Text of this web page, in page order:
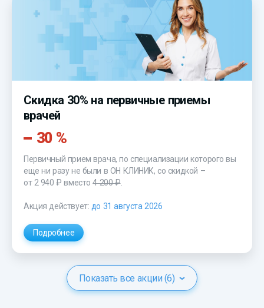
Скидка 30% на первичные приемы
врачей
30 %
Первичный прием врача, по специализации которого вы
еще ни разу не были в ОН КЛИНИК, со скидкой –
от 2 940 ₽ вместо4 200 ₽.
Акция действует: до 31 августа 2026
Подробнее
Показать все акции (6)